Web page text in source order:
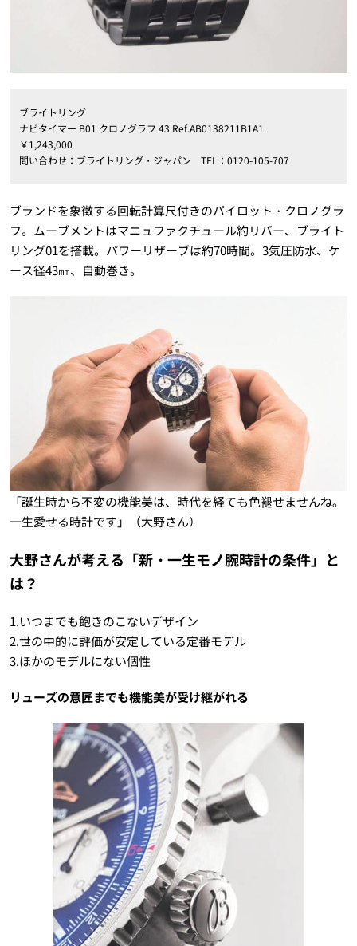
ブライトリング
ナビタイマー B01 クロノグラフ 43 Ref.AB0138211B1A1
￥1,243,000
問い合わせ：ブライトリング・ジャパン TEL：0120-105-707
ブランドを象徴する回転計算尺付きのパイロット・クロノグラ
フ。ムーブメントはマニュファクチュール約リバー、ブライト
リング01を搭載。パワーリザーブは約70時間。3気圧防水、ケ
ース径43㎜、自動巻き。
「誕生時から不変の機能美は、時代を経ても色褪せませんね。
一生愛せる時計です」（大野さん）
大野さんが考える「新・一生モノ腕時計の条件」と
は？
1.いつまでも飽きのこないデザイン
2.世の中的に評価が安定している定番モデル
3.ほかのモデルにない個性
リューズの意匠までも機能美が受け継がれる